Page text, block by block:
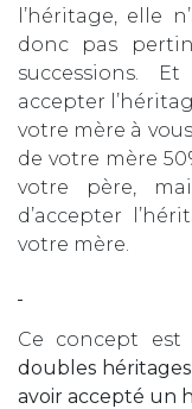
l’héritage, elle
donc pas
successions.
accepter
votre mère à
de votre mère
votre père,
d’accepter
votre mère.
Ce concept
doubles
avoir accepté un